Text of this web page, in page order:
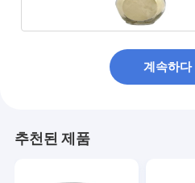
계속하다
추천된 제품